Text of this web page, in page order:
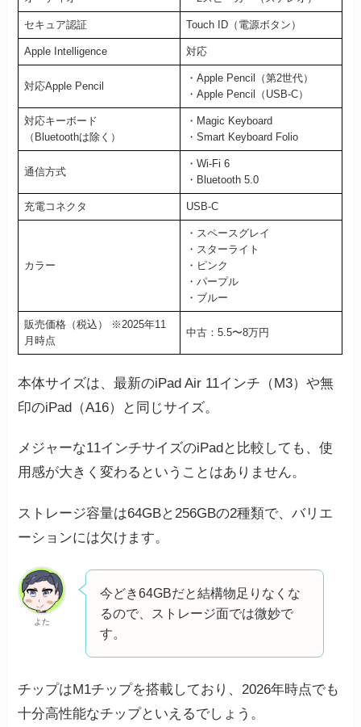
セキュア認証 Touch ID（電源ボタン）
Apple Intelligence 対応
対応Apple Pencil
・Apple Pencil（第2世代）
・Apple Pencil（USB-C）
対応キーボード
（Bluetoothは除く）
・Magic Keyboard
・Smart Keyboard Folio
通信方式
・Wi-Fi 6
・Bluetooth 5.0
充電コネクタ USB-C
カラー
・スペースグレイ
・スターライト
・ピンク
・パープル
・ブルー
販売価格（税込） ※2025年11
月時点
中古：5.5〜8万円
本体サイズは、最新のiPad Air 11インチ（M3）や無
印のiPad（A16）と同じサイズ。
メジャーな11インチサイズのiPadと比較しても、使
用感が大きく変わるということはありません。
ストレージ容量は64GBと256GBの2種類で、バリエ
ーションには欠けます。
よた
今どき64GBだと結構物足りなくな
るので、ストレージ面では微妙で
す。
チップはM1チップを搭載しており、2026年時点でも
十分高性能なチップといえるでしょう。